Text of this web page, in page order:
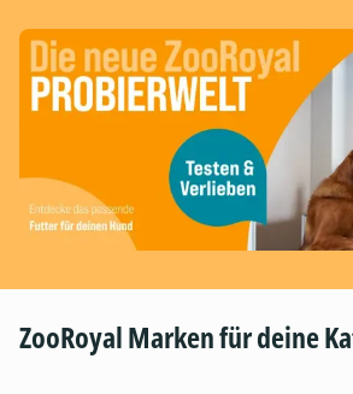
ZooRoyal Marken für deine